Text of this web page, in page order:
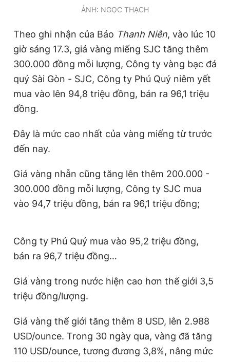
ẢNH: NGỌC THẠCH
Theo ghi nhận của Báo Thanh Niên, vào lúc 10
giờ sáng 17.3, giá vàng miếng SJC tăng thêm
300.000 đồng mỗi lượng, Công ty vàng bạc đá
quý Sài Gòn - SJC, Công ty Phú Quý niêm yết
mua vào lên 94,8 triệu đồng, bán ra 96,1 triệu
đồng.
Đây là mức cao nhất của vàng miếng từ trước
đến nay.
Giá vàng nhẫn cũng tăng lên thêm 200.000 -
300.000 đồng mỗi lượng, Công ty SJC mua
vào 94,7 triệu đồng, bán ra 96,1 triệu đồng;
Công ty Phú Quý mua vào 95,2 triệu đồng,
bán ra 96,7 triệu đồng…
Giá vàng trong nước hiện cao hơn thế giới 3,5
triệu đồng/lượng.
Giá vàng thế giới tăng thêm 8 USD, lên 2.988
USD/ounce. Trong 30 ngày qua, vàng đã tăng
110 USD/ounce, tương đương 3,8%, nâng mức